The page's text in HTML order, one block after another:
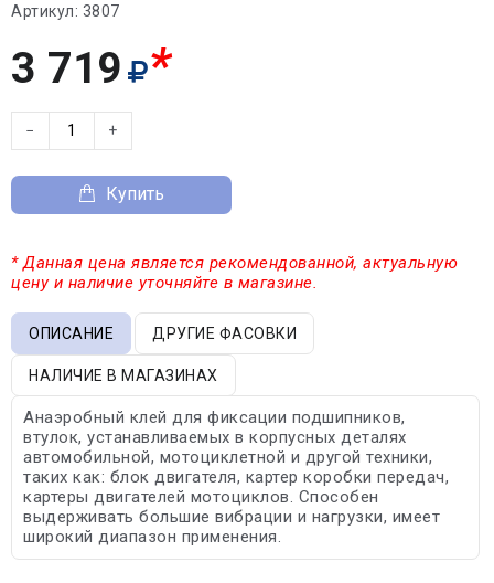
Артикул: 3807
3 719 *
− +
Купить
* Данная цена является рекомендованной, актуальную
цену и наличие уточняйте в магазине.
ОПИСАНИЕ ДРУГИЕ ФАСОВКИ
НАЛИЧИЕ В МАГАЗИНАХ
Анаэробный клей для фиксации подшипников,
втулок, устанавливаемых в корпусных деталях
автомобильной, мотоциклетной и другой техники,
таких как: блок двигателя, картер коробки передач,
картеры двигателей мотоциклов. Способен
выдерживать большие вибрации и нагрузки, имеет
широкий диапазон применения.